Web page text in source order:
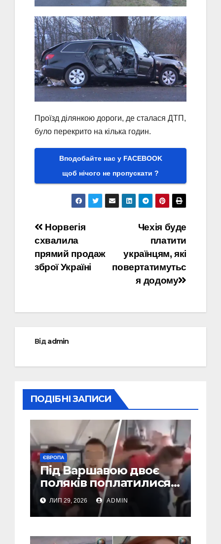
Проїзд ділянкою дороги, де сталася ДТП,
було перекрито на кілька годин.
Вподобайте нас у FACEBOOK
щоб нічого не пропускати ?
Навігація
записів
Чехія буде
платити
українцям, які
повертатимутьс
я додому
Норвегія
схвалила
прямий продаж
зброї Україні
Відadmin
ПОДІБНІ ЗАПИСИ
ЄВРОПА
Під Варшавою двоє
поляків поплатилися
за нападки на
українця – пасажири
викинули їх із поїзда
ЛИП 29, 2026 ADMIN